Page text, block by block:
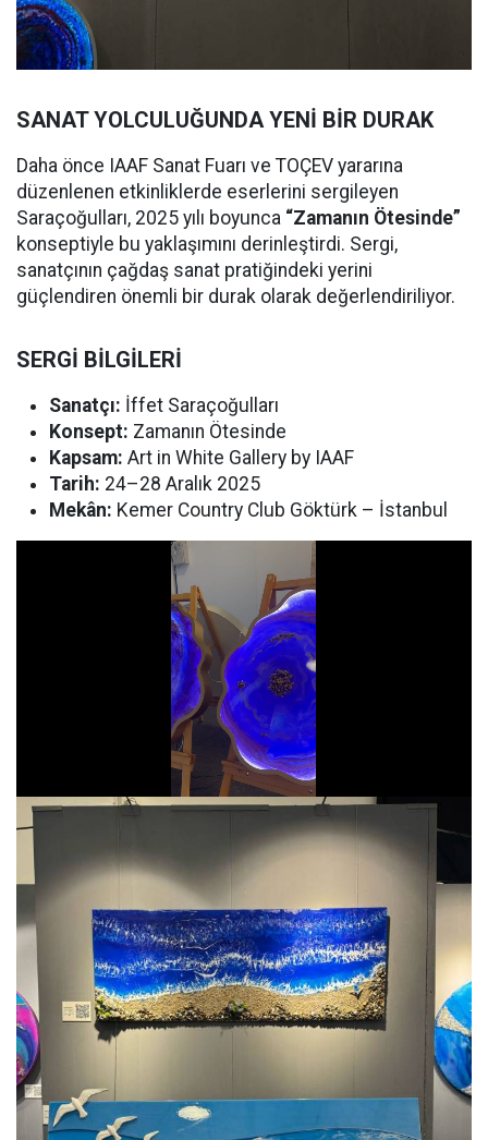
SANAT YOLCULUĞUNDA YENİ BİR DURAK
Daha önce IAAF Sanat Fuarı ve TOÇEV yararına
düzenlenen etkinliklerde eserlerini sergileyen
Saraçoğulları, 2025 yılı boyunca “Zamanın Ötesinde”
konseptiyle bu yaklaşımını derinleştirdi. Sergi,
sanatçının çağdaş sanat pratiğindeki yerini
güçlendiren önemli bir durak olarak değerlendiriliyor.
SERGİ BİLGİLERİ
Sanatçı: İffet Saraçoğulları
Konsept: Zamanın Ötesinde
Kapsam: Art in White Gallery by IAAF
Tarih: 24–28 Aralık 2025
Mekân: Kemer Country Club Göktürk – İstanbul